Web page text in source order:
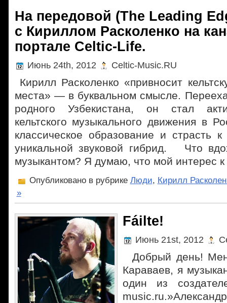
На передовой (The Leading
с Кириллом Расколенко на
портале Celtic-Life.
Июнь 24th, 2012 Celtic-Music.RU
Кирилл Расколенко «привносит
места» — в буквальном смысле.
родного Узбекистана, он стал
кельтского музыкального движения в
классическое образование и страсть
уникальной звуковой гибрид. Что
музыкантом? Я думаю, что мой интерес
Опубликовано в рубрике Люди, Кирилл
»
Fáilte!
Июнь 21st, 2012
Добрый день!
Караваев, я
один из